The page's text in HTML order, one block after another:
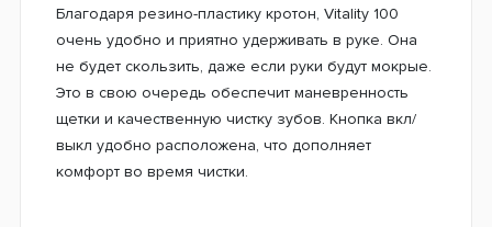
Щетка работает по уникальной 2D технологии
очищения, которая создает возвратно-
вращательные движения, устраняя налет глубоко в
межзубных промежутках, с чем не сможет
справиться традиционная зубная щетка.